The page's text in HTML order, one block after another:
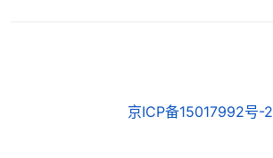
京ICP备15017992号-2